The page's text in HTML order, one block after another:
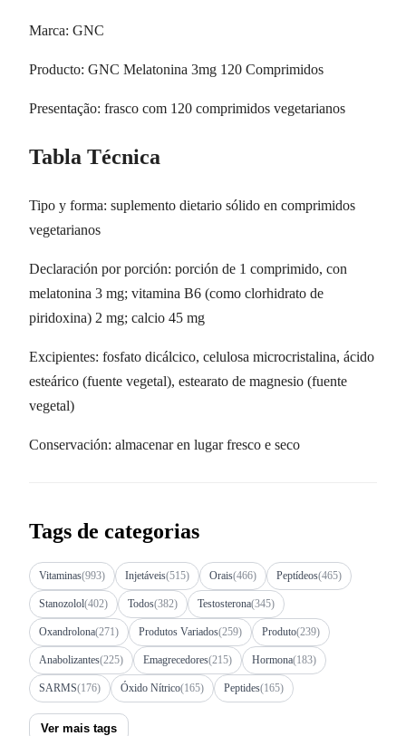
Marca: GNC
Producto: GNC Melatonina 3mg 120 Comprimidos
Presentação: frasco com 120 comprimidos vegetarianos
Tabla Técnica
Tipo y forma: suplemento dietario sólido en comprimidos
vegetarianos
Declaración por porción: porción de 1 comprimido, con
melatonina 3 mg; vitamina B6 (como clorhidrato de
piridoxina) 2 mg; calcio 45 mg
Excipientes: fosfato dicálcico, celulosa microcristalina, ácido
esteárico (fuente vegetal), estearato de magnesio (fuente
vegetal)
Conservación: almacenar en lugar fresco e seco
Tags de categorias
Vitaminas(993) Injetáveis(515) Orais(466) Peptídeos(465)
Stanozolol(402) Todos(382) Testosterona(345)
Oxandrolona(271) Produtos Variados(259) Produto(239)
Anabolizantes(225) Emagrecedores(215) Hormona(183)
SARMS(176) Óxido Nítrico(165) Peptides(165)
Ver mais tags